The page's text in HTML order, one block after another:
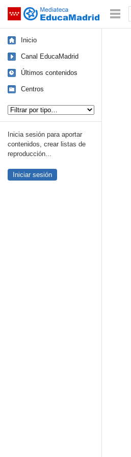
Saltar navegación
Inicio
Canal EducaMadrid
Últimos contenidos
Centros
Inicia sesión para aportar
contenidos, crear listas de
reproducción...
Iniciar sesión